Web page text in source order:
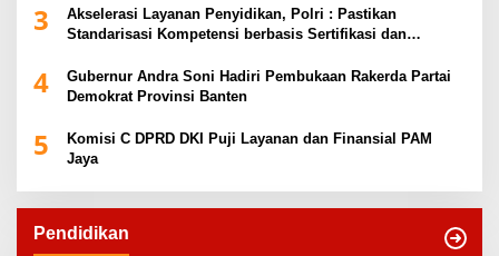
3
Akselerasi Layanan Penyidikan, Polri : Pastikan
Standarisasi Kompetensi berbasis Sertifikasi dan
4
Gubernur Andra Soni Hadiri Pembukaan Rakerda Partai
Demokrat Provinsi Banten
5
Komisi C DPRD DKI Puji Layanan dan Finansial PAM
Jaya
Pendidikan